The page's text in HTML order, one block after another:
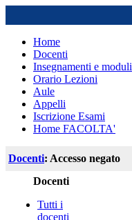
Home
Docenti
Insegnamenti e moduli
Orario Lezioni
Aule
Appelli
Iscrizione Esami
Home FACOLTA'
Docenti: Accesso negato
Docenti
Tutti i
docenti